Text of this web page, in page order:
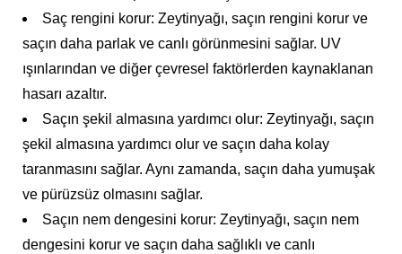
Saç rengini korur: Zeytinyağı, saçın rengini korur ve
saçın daha parlak ve canlı görünmesini sağlar. UV
ışınlarından ve diğer çevresel faktörlerden kaynaklanan
hasarı azaltır.
Saçın şekil almasına yardımcı olur: Zeytinyağı, saçın
şekil almasına yardımcı olur ve saçın daha kolay
taranmasını sağlar. Aynı zamanda, saçın daha yumuşak
ve pürüzsüz olmasını sağlar.
Saçın nem dengesini korur: Zeytinyağı, saçın nem
dengesini korur ve saçın daha sağlıklı ve canlı